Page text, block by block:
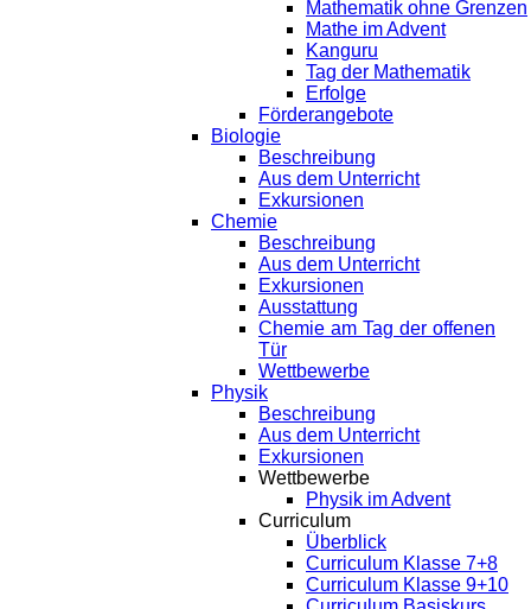
Mathematik ohne Grenzen
Mathe im Advent
Kanguru
Tag der Mathematik
Erfolge
Förderangebote
Biologie
Beschreibung
Aus dem Unterricht
Exkursionen
Chemie
Beschreibung
Aus dem Unterricht
Exkursionen
Ausstattung
Chemie am Tag der offenen
Tür
Wettbewerbe
Physik
Beschreibung
Aus dem Unterricht
Exkursionen
Wettbewerbe
Physik im Advent
Curriculum
Überblick
Curriculum Klasse 7+8
Curriculum Klasse 9+10